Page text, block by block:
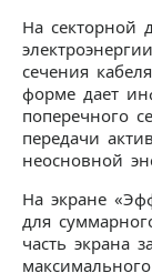
На секторной
сечения
форме дает
поперечного
передачи
неосновной
На экране
для
часть экрана